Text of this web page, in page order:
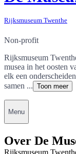
Rijksmuseum Twenthe
Non-profit
Rijksmuseum
musea in het oosten
elk een
samen ... Toon meer
Menu
Over De